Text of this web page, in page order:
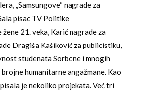
„Samsungove“ nagrade za
pisac TV Politike
21. veka, Karić nagrade za
Dragiša Kašiković za publicistiku,
studenata Sorbone i mnogih
humanitarne angažmane. Kao
je nekoliko projekata. Već tri